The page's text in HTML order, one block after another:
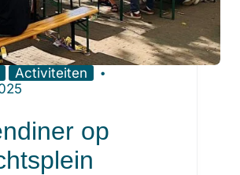
Activiteiten
op